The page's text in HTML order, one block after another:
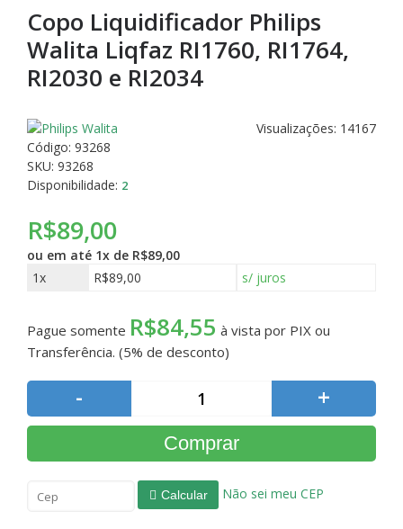
Copo Liquidificador Philips
Walita Liqfaz RI1760, RI1764,
RI2030 e RI2034
Visualizações: 14167
Código: 93268
SKU: 93268
Disponibilidade: 2
R$89,00
ou em até 1x de R$89,00
1x
R$89,00 s/ juros
Pague somente R$84,55 à vista por PIX ou
Transferência. (5% de desconto)
- +
Comprar
Calcular Não sei meu CEP